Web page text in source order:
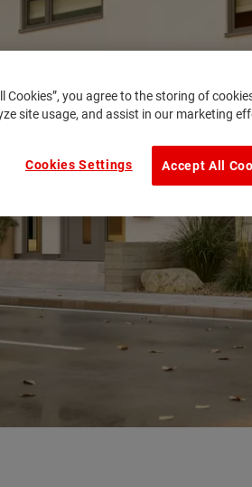
Cookies”, you agree to the storing of
site usage, and assist in our marketing
Accept All
Cookies Settings